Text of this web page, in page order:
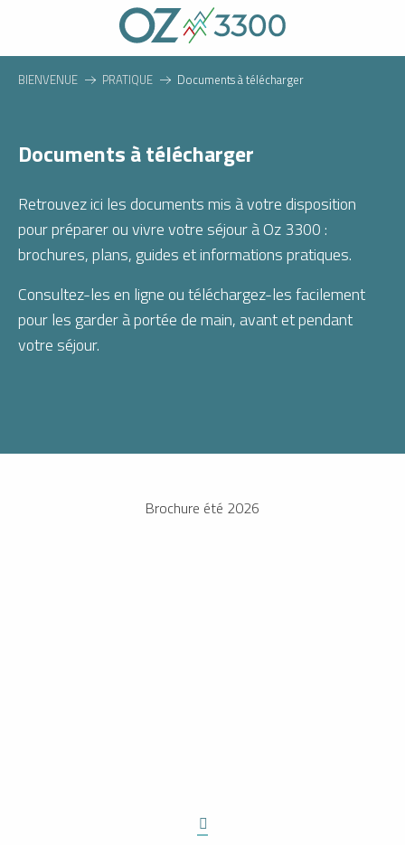
contenu
principal
BIENVENUE PRATIQUE Documents à télécharger
Documents à télécharger
Retrouvez ici les documents mis à votre disposition
pour préparer ou vivre votre séjour à Oz 3300 :
brochures, plans, guides et informations pratiques.
Consultez-les en ligne ou téléchargez-les facilement
pour les garder à portée de main, avant et pendant
votre séjour.
Brochure été 2026